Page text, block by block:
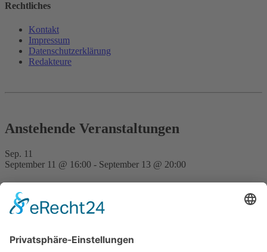
Rechtliches
Kontakt
Impressum
Datenschutz­erklärung
Redakteure
Anstehende Veranstaltungen
Sep. 11
September 11 @ 16:00 - September 13 @ 20:00
Nov. 28
Traditionell erste FVD-Weihnachtsfeier auf Bude